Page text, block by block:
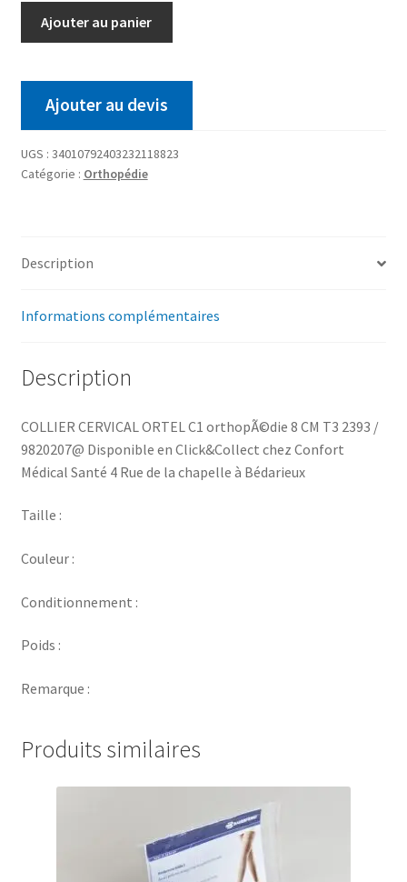
Ajouter au panier
Ajouter au devis
UGS : 34010792403232118823
Catégorie : Orthopédie
Description
Informations complémentaires
Description
COLLIER CERVICAL ORTEL C1 orthopÃ©die 8 CM T3 2393 /
9820207@ Disponible en Click&Collect chez Confort
Médical Santé 4 Rue de la chapelle à Bédarieux
Taille :
Couleur :
Conditionnement :
Poids :
Remarque :
Produits similaires